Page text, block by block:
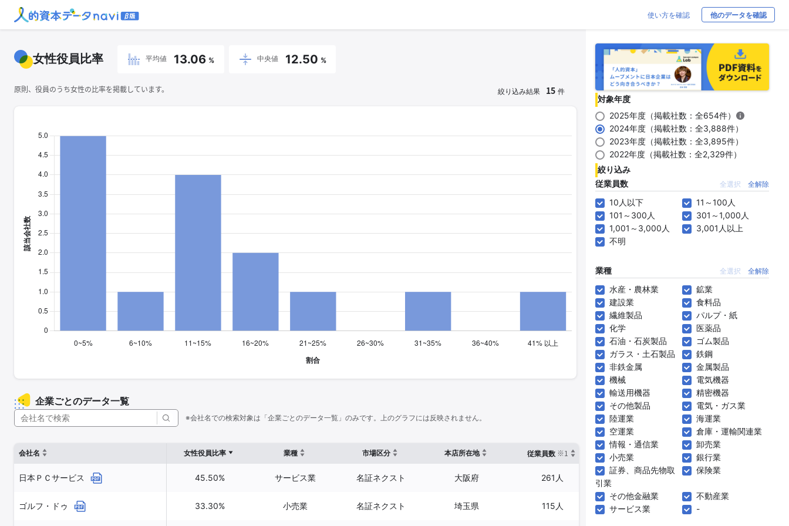
使い方を確認 他のデータを確認
女性役員比率 平均値 13.06 % 中央値 12.50 %
原則、役員のうち女性の比率を掲載しています。 絞り込み結果 15 件
企業ごとのデータ一覧
※会社名での検索対象は「企業ごとのデータ一覧」のみです。上のグラフには反映されません。
会社名 女性役員比率 業種 市場区分 本店所在地 従業員数 ※1 臨時従業員数 確認した有報締日
日本ＰＣサービス 45.50% サービス業 名証ネクスト 大阪府 261人 88人 2024年08月31日
ゴルフ・ドゥ 33.30% 小売業 名証ネクスト 埼玉県 115人 190人
対象年度
2025年度（掲載社数：全654件）
2024年度（掲載社数：全3,888件）
2023年度（掲載社数：全3,895件）
2022年度（掲載社数：全2,329件）
絞り込み
従業員数
全選択 全解除
10人以下
11～100人
101～300人
301～1,000人
1,001～3,000人
3,001人以上
不明
業種 全選択 全解除
水産・農林業
鉱業
建設業
食料品
繊維製品
パルプ・紙
化学
医薬品
石油・石炭製品
ゴム製品
ガラス・土石製品
鉄鋼
非鉄金属
金属製品
機械
電気機器
輸送用機器
精密機器
その他製品
電気・ガス業
陸運業
海運業
空運業
倉庫・運輸関連業
情報・通信業
卸売業
小売業
銀行業
証券、商品先物取
引業
保険業
その他金融業
不動産業
サービス業
-